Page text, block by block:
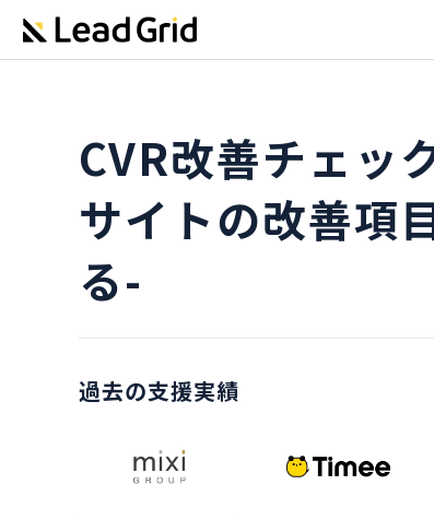
CVR改善チェッ
サイトの改善項
る-
過去の支援実績